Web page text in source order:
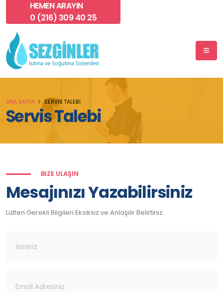
HEMEN ARAYIN
0 (216) 309 40 25
Servis Talebi
ANA SAYFA SERVIS TALEBI
BIZE ULAŞIN
Mesajınızı Yazabilirsiniz
Lütfen Gerekli Bilgileri Eksiksiz ve Anlaşılır Belirtiniz.